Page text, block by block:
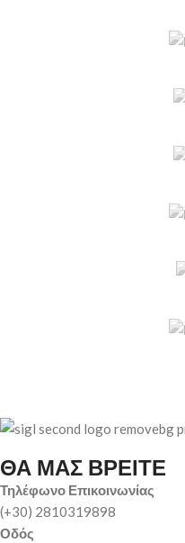
ΘΑ ΜΑΣ ΒΡΕΙΤΕ
Τηλέφωνο Επικοινωνίας
(+30) 2810319898
Οδός